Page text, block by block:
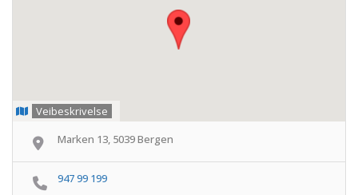
Veibeskrivelse
Marken 13, 5039 Bergen
947 99 199